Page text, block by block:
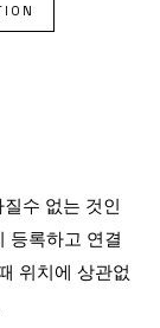
수 없는 것인
등록하고 연결
위치에 상관없